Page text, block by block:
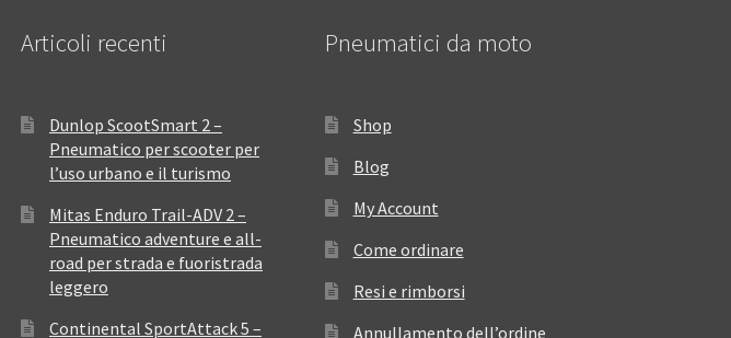
Articoli recenti
Dunlop ScootSmart 2 –
Pneumatico per scooter per
l’uso urbano e il turismo
Mitas Enduro Trail-ADV 2 –
Pneumatico adventure e all-
road per strada e fuoristrada
leggero
Continental SportAttack 5 –
Pneumatici da moto
Shop
Blog
My Account
Come ordinare
Resi e rimborsi
Annullamento dell’ordine